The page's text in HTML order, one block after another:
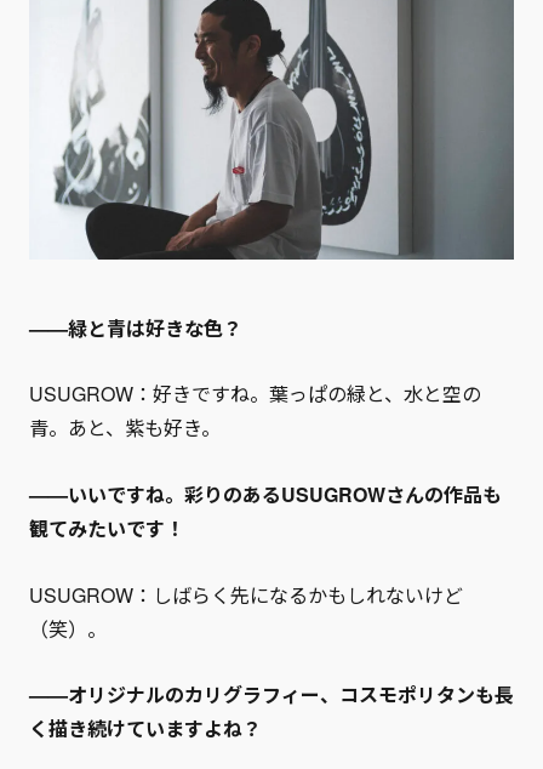
——緑と青は好きな色？
USUGROW：好きですね。葉っぱの緑と、水と空の
青。あと、紫も好き。
——いいですね。彩りのあるUSUGROWさんの作品も
観てみたいです！
USUGROW：しばらく先になるかもしれないけど
（笑）。
——オリジナルのカリグラフィー、コスモポリタンも長
く描き続けていますよね？